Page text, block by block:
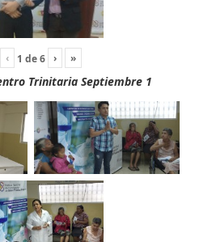
‹ 1 de6 › »
Trinitaria Septiembre 1